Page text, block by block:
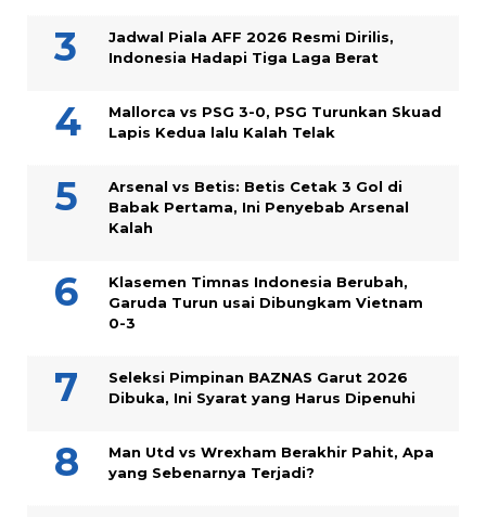
Jadwal Piala AFF 2026 Resmi Dirilis,
Indonesia Hadapi Tiga Laga Berat
Mallorca vs PSG 3-0, PSG Turunkan Skuad
Lapis Kedua lalu Kalah Telak
Arsenal vs Betis: Betis Cetak 3 Gol di
Babak Pertama, Ini Penyebab Arsenal
Kalah
Klasemen Timnas Indonesia Berubah,
Garuda Turun usai Dibungkam Vietnam
0-3
Seleksi Pimpinan BAZNAS Garut 2026
Dibuka, Ini Syarat yang Harus Dipenuhi
Man Utd vs Wrexham Berakhir Pahit, Apa
yang Sebenarnya Terjadi?